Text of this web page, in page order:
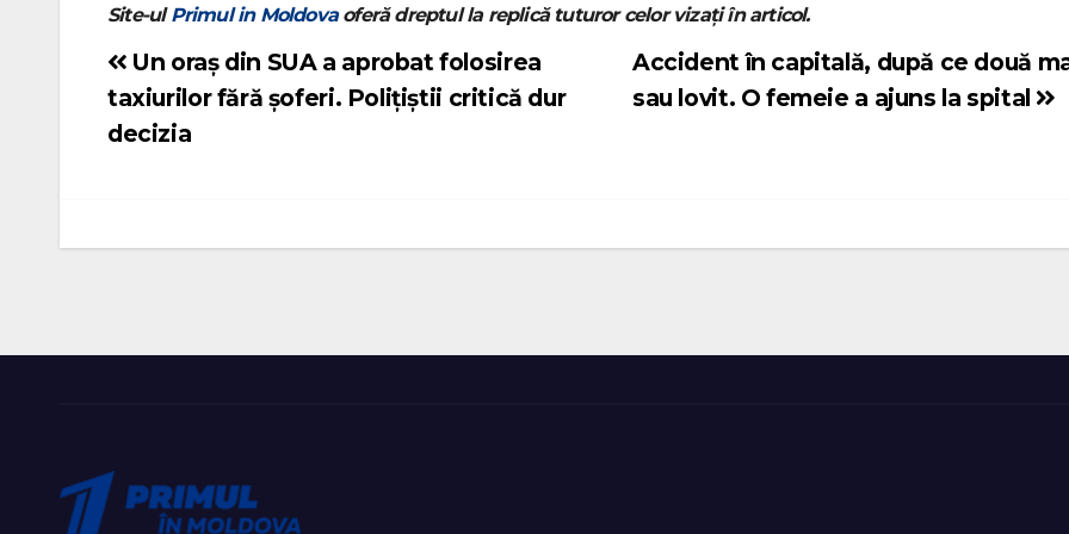
Site-ulPrimul in Moldovaoferă dreptul la replică tuturor celor vizați în articol.
Navigare
în
Accident în capitală, după ce două
sau lovit. O femeie a ajuns la spital
Un oraș din SUA a aprobat folosirea
taxiurilor fără șoferi. Polițiștii critică dur
decizia